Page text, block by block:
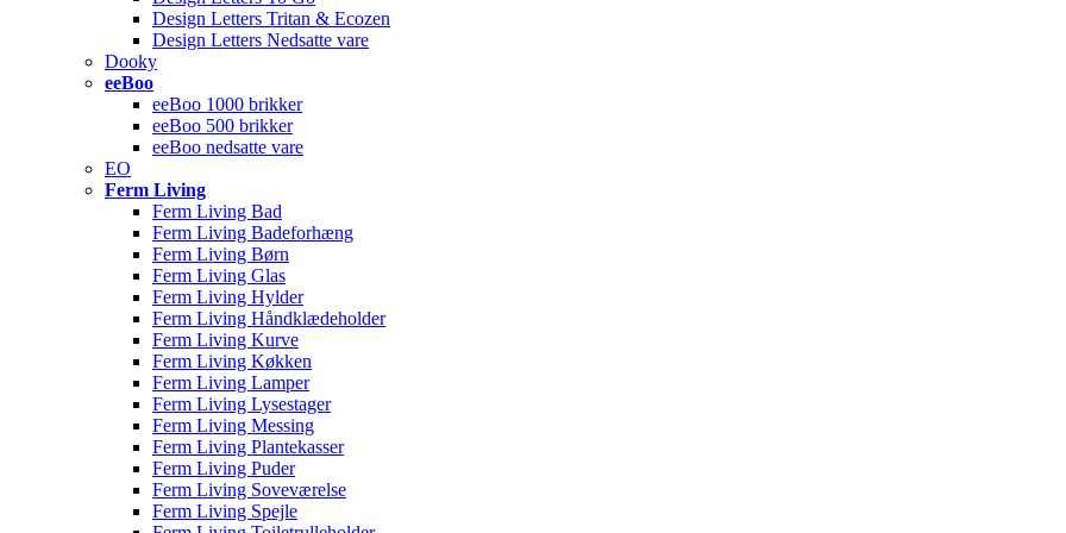
Design Letters Tritan & Ecozen
Design Letters Nedsatte vare
Dooky
eeBoo
eeBoo 1000 brikker
eeBoo 500 brikker
eeBoo nedsatte vare
EO
Ferm Living
Ferm Living Bad
Ferm Living Badeforhæng
Ferm Living Børn
Ferm Living Glas
Ferm Living Hylder
Ferm Living Håndklædeholder
Ferm Living Kurve
Ferm Living Køkken
Ferm Living Lamper
Ferm Living Lysestager
Ferm Living Messing
Ferm Living Plantekasser
Ferm Living Puder
Ferm Living Soveværelse
Ferm Living Spejle